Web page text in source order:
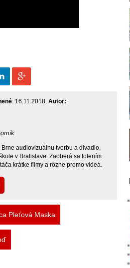
: 16.11.2018, Autor:
audiovizuálnu tvorbu a divadlo,
v Bratislave. Zaoberá sa fotením
krátke filmy a rôzne promo videá.
Pleťová Maska